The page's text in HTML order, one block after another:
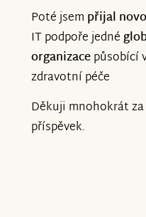
Poté jsem přijal
IT podpoře jedné
organizacepůsobící
zdravotní péče
Děkuji mnohokrát
příspěvek.